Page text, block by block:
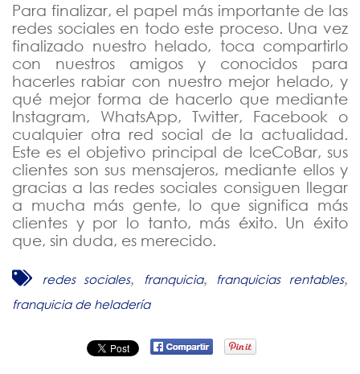
Para finalizar, el papel más importante de las
redes sociales en todo este proceso. Una vez
finalizado nuestro helado, toca compartirlo
con nuestros amigos y conocidos para
hacerles rabiar con nuestro mejor helado, y
qué mejor forma de hacerlo que mediante
Instagram, WhatsApp, Twitter, Facebook o
cualquier otra red social de la actualidad.
Este es el objetivo principal de IceCoBar, sus
clientes son sus mensajeros, mediante ellos y
gracias a las redes sociales consiguen llegar
a mucha más gente, lo que significa más
clientes y por lo tanto, más éxito. Un éxito
que, sin duda, es merecido.
redes sociales, franquicia, franquicias rentables,
franquicia de heladería